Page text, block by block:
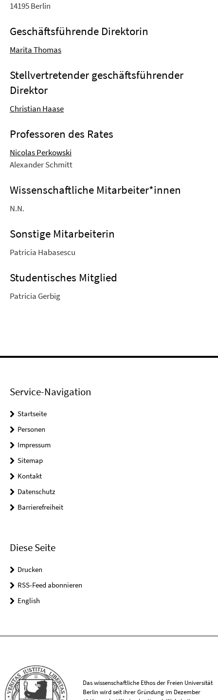
14195 Berlin
Geschäftsführende Direktorin
Marita Thomas
Stellvertretender geschäftsführender
Direktor
Christian Haase
Professoren des Rates
Nicolas Perkowski
Alexander Schmitt
Wissenschaftliche Mitarbeiter*innen
N.N.
Sonstige Mitarbeiterin
Patricia Habasescu
Studentisches Mitglied
Patricia Gerbig
Service-Navigation
Startseite
Personen
Impressum
Sitemap
Kontakt
Datenschutz
Barrierefreiheit
Diese Seite
Drucken
RSS-Feed abonnieren
English
Das wissenschaftliche Ethos der Freien Universität
Berlin wird seit ihrer Gründung im Dezember